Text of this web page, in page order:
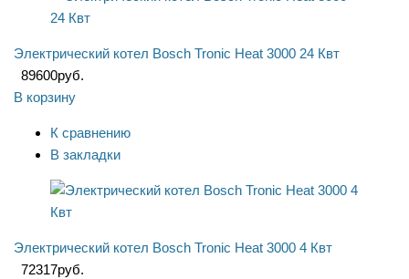
Электрический котел Bosch Tronic Heat 3000 24 Квт
89600руб.
В корзину
К сравнению
В закладки
Электрический котел Bosch Tronic Heat 3000 4 Квт
72317руб.